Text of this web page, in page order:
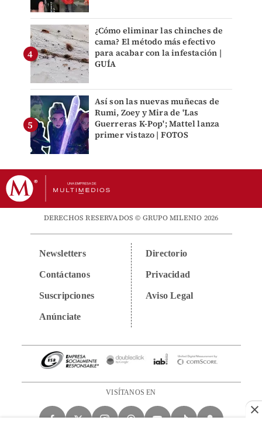
¿Cómo eliminar las chinches de
cama? El método más efectivo
para acabar con la infestación |
GUÍA
Así son las nuevas muñecas de
Rumi, Zoey y Mira de 'Las
Guerreras K-Pop'; Mattel lanza
primer vistazo | FOTOS
DERECHOS RESERVADOS © GRUPO MILENIO 2026
Newsletters
Contáctanos
Suscripciones
Anúnciate
Directorio
Privacidad
Aviso Legal
VISÍTANOS EN